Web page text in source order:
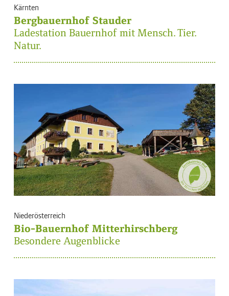
Kärnten
Bergbauernhof Stauder
Ladestation Bauernhof mit Mensch. Tier.
Natur.
Niederösterreich
Bio-Bauernhof Mitterhirschberg
Besondere Augenblicke